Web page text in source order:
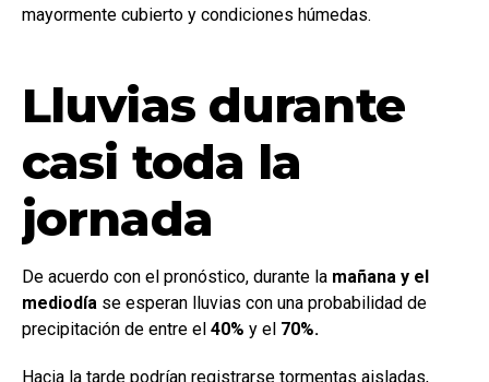
mayormente cubierto y condiciones húmedas.
Lluvias durante
casi toda la
jornada
De acuerdo con el pronóstico, durante la mañana y el
mediodía se esperan lluvias con una probabilidad de
precipitación de entre el 40% y el 70%.
Hacia la tarde podrían registrarse tormentas aisladas,